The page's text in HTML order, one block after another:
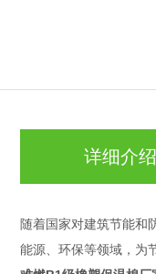
详细介绍
随着国家对建筑节能和
能源、环保等领域，为